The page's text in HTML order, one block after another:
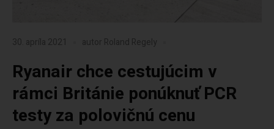
30. apríla 2021 autor Roland Regely
Ryanair chce cestujúcim v
rámci Británie ponúknuť PCR
testy za polovičnú cenu